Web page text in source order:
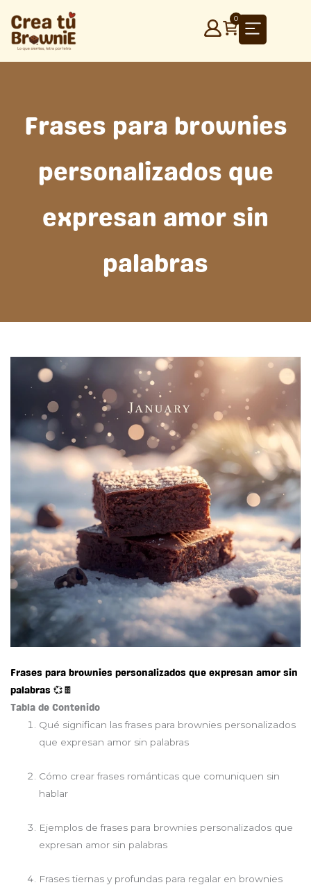
contenido
0
Frases para brownies
personalizados que
expresan amor sin
palabras
Frases para brownies personalizados que expresan amor sin
palabras 💞🍫
Tabla de Contenido
Qué significan las frases para brownies personalizados
que expresan amor sin palabras
Cómo crear frases románticas que comuniquen sin
hablar
Ejemplos de frases para brownies personalizados que
expresan amor sin palabras
Frases tiernas y profundas para regalar en brownies